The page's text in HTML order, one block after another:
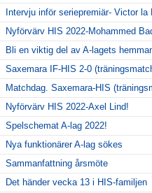
Intervju inför seriepremiär- Victor la
Nyförvärv HIS 2022-Mohammed
Bli en viktig del av A-lagets
Saxemara IF-HIS 2-0
Matchdag. Saxemara-HIS
Nyförvärv HIS 2022-Axel Lind!
Spelschemat A-lag 2022!
Nya funktionärer A-lag sökes
Sammanfattning årsmöte
Det händer vecka 13 i HIS-familjen